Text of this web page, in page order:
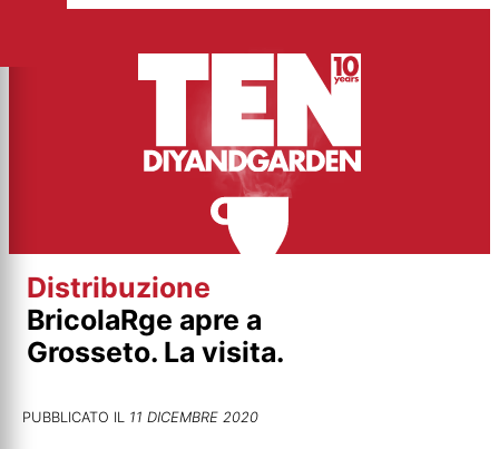
contenuto
Distribuzione
BricolaRge apre a
Grosseto. La visita.
PUBBLICATO IL 11 DICEMBRE 2020